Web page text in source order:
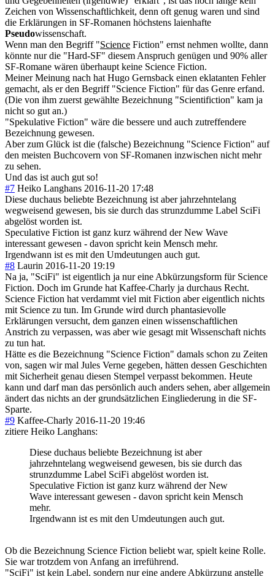
Zeichen von Wissenschaftlichkeit, denn oft genug waren und sind
die Erklärungen in SF-Romanen höchstens laienhafte
Pseudowissenschaft.
Wenn man den Begriff "Science Fiction" ernst nehmen wollte, dann
könnte nur die "Hard-SF" diesem Anspruch genügen und 90% aller
SF-Romane wären überhaupt keine Science Fiction.
Meiner Meinung nach hat Hugo Gernsback einen eklatanten Fehler
gemacht, als er den Begriff "Science Fiction" für das Genre erfand.
(Die von ihm zuerst gewählte Bezeichnung "Scientifiction" kam ja
nicht so gut an.)
"Spekulative Fiction" wäre die bessere und auch zutreffendere
Bezeichnung gewesen.
Aber zum Glück ist die (falsche) Bezeichnung "Science Fiction" auf
den meisten Buchcovern von SF-Romanen inzwischen nicht mehr
zu sehen.
Und das ist auch gut so!
#7 Heiko Langhans 2016-11-20 17:48
Diese duchaus beliebte Bezeichnung ist aber jahrzehntelang
wegweisend gewesen, bis sie durch das strunzdumme Label SciFi
abgelöst worden ist.
Speculative Fiction ist ganz kurz während der New Wave
interessant gewesen - davon spricht kein Mensch mehr.
Irgendwann ist es mit den Umdeutungen auch gut.
#8 Laurin 2016-11-20 19:19
Na ja, "SciFi" ist eigentlich ja nur eine Abkürzungsform für Science
Fiction. Doch im Grunde hat Kaffee-Charly ja durchaus Recht.
Science Fiction hat verdammt viel mit Fiction aber eigentlich nichts
mit Science zu tun. Im Grunde wird durch phantasievolle
Erklärungen versucht, dem ganzen einen wissenschaftlichen
Anstrich zu verpassen, was aber wie gesagt mit Wissenschaft nichts
zu tun hat.
Hätte es die Bezeichnung "Science Fiction" damals schon zu Zeiten
von, sagen wir mal Jules Verne gegeben, hätten dessen Geschichten
mit Sicherheit genau diesen Stempel verpasst bekommen. Heute
kann und darf man das persönlich auch anders sehen, aber allgemein
ändert das nichts an der grundsätzlichen Eingliederung in die SF-
Sparte.
#9 Kaffee-Charly 2016-11-20 19:46
zitiere Heiko Langhans:
Diese duchaus beliebte Bezeichnung ist aber
jahrzehntelang wegweisend gewesen, bis sie durch das
strunzdumme Label SciFi abgelöst worden ist.
Speculative Fiction ist ganz kurz während der New
Wave interessant gewesen - davon spricht kein Mensch
mehr.
Irgendwann ist es mit den Umdeutungen auch gut.
Ob die Bezeichnung Science Fiction beliebt war, spielt keine Rolle.
Sie war trotzdem von Anfang an irreführend.
"SciFi" ist kein Label, sondern nur eine andere Abkürzung anstelle